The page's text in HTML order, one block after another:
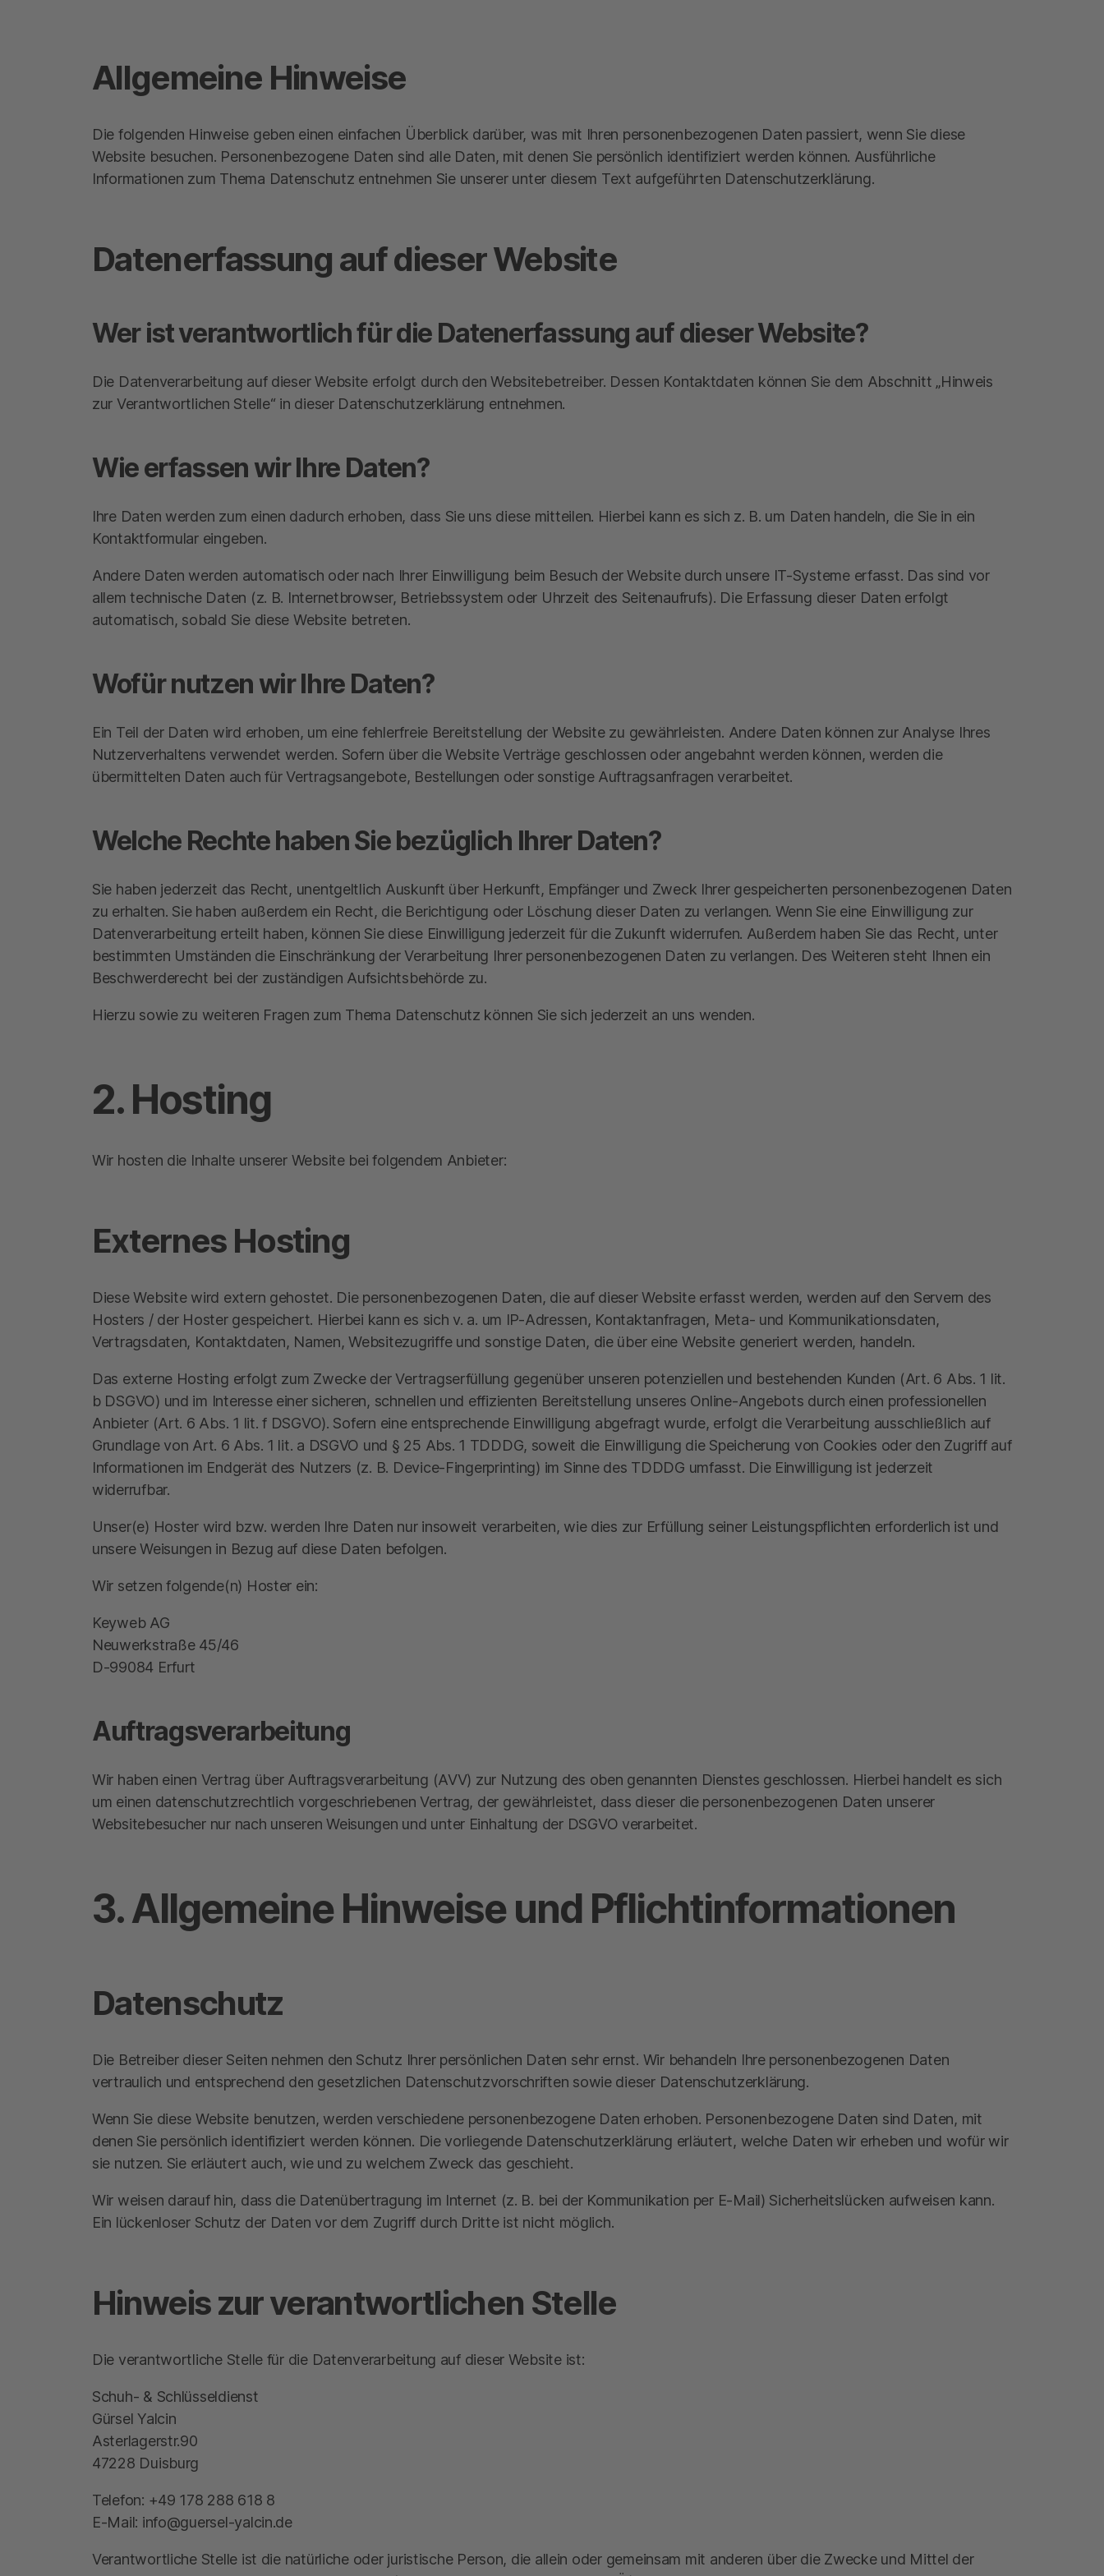
Allgemeine Hinweise
Die folgenden Hinweise geben einen einfachen Überblick darüber, was mit Ihren personenbezogenen Daten passiert, wenn Sie diese
Website besuchen. Personenbezogene Daten sind alle Daten, mit denen Sie persönlich identifiziert werden können. Ausführliche
Informationen zum Thema Datenschutz entnehmen Sie unserer unter diesem Text aufgeführten Datenschutzerklärung.
Datenerfassung auf dieser Website
Wer ist verantwortlich für die Datenerfassung auf dieser Website?
Die Datenverarbeitung auf dieser Website erfolgt durch den Websitebetreiber. Dessen Kontaktdaten können Sie dem Abschnitt „Hinweis
zur Verantwortlichen Stelle“ in dieser Datenschutzerklärung entnehmen.
Wie erfassen wir Ihre Daten?
Ihre Daten werden zum einen dadurch erhoben, dass Sie uns diese mitteilen. Hierbei kann es sich z. B. um Daten handeln, die Sie in ein
Kontaktformular eingeben.
Andere Daten werden automatisch oder nach Ihrer Einwilligung beim Besuch der Website durch unsere IT-Systeme erfasst. Das sind vor
allem technische Daten (z. B. Internetbrowser, Betriebssystem oder Uhrzeit des Seitenaufrufs). Die Erfassung dieser Daten erfolgt
automatisch, sobald Sie diese Website betreten.
Wofür nutzen wir Ihre Daten?
Ein Teil der Daten wird erhoben, um eine fehlerfreie Bereitstellung der Website zu gewährleisten. Andere Daten können zur Analyse Ihres
Nutzerverhaltens verwendet werden. Sofern über die Website Verträge geschlossen oder angebahnt werden können, werden die
übermittelten Daten auch für Vertragsangebote, Bestellungen oder sonstige Auftragsanfragen verarbeitet.
Welche Rechte haben Sie bezüglich Ihrer Daten?
Sie haben jederzeit das Recht, unentgeltlich Auskunft über Herkunft, Empfänger und Zweck Ihrer gespeicherten personenbezogenen Daten
zu erhalten. Sie haben außerdem ein Recht, die Berichtigung oder Löschung dieser Daten zu verlangen. Wenn Sie eine Einwilligung zur
Datenverarbeitung erteilt haben, können Sie diese Einwilligung jederzeit für die Zukunft widerrufen. Außerdem haben Sie das Recht, unter
bestimmten Umständen die Einschränkung der Verarbeitung Ihrer personenbezogenen Daten zu verlangen. Des Weiteren steht Ihnen ein
Beschwerderecht bei der zuständigen Aufsichtsbehörde zu.
Hierzu sowie zu weiteren Fragen zum Thema Datenschutz können Sie sich jederzeit an uns wenden.
2. Hosting
Wir hosten die Inhalte unserer Website bei folgendem Anbieter:
Externes Hosting
Diese Website wird extern gehostet. Die personenbezogenen Daten, die auf dieser Website erfasst werden, werden auf den Servern des
Hosters / der Hoster gespeichert. Hierbei kann es sich v. a. um IP-Adressen, Kontaktanfragen, Meta- und Kommunikationsdaten,
Vertragsdaten, Kontaktdaten, Namen, Websitezugriffe und sonstige Daten, die über eine Website generiert werden, handeln.
Das externe Hosting erfolgt zum Zwecke der Vertragserfüllung gegenüber unseren potenziellen und bestehenden Kunden (Art. 6 Abs. 1 lit.
b DSGVO) und im Interesse einer sicheren, schnellen und effizienten Bereitstellung unseres Online-Angebots durch einen professionellen
Anbieter (Art. 6 Abs. 1 lit. f DSGVO). Sofern eine entsprechende Einwilligung abgefragt wurde, erfolgt die Verarbeitung ausschließlich auf
Grundlage von Art. 6 Abs. 1 lit. a DSGVO und § 25 Abs. 1 TDDDG, soweit die Einwilligung die Speicherung von Cookies oder den Zugriff auf
Informationen im Endgerät des Nutzers (z. B. Device-Fingerprinting) im Sinne des TDDDG umfasst. Die Einwilligung ist jederzeit
widerrufbar.
Unser(e) Hoster wird bzw. werden Ihre Daten nur insoweit verarbeiten, wie dies zur Erfüllung seiner Leistungspflichten erforderlich ist und
unsere Weisungen in Bezug auf diese Daten befolgen.
Wir setzen folgende(n) Hoster ein:
Keyweb AG
Neuwerkstraße 45/46
D-99084 Erfurt
Auftragsverarbeitung
Wir haben einen Vertrag über Auftragsverarbeitung (AVV) zur Nutzung des oben genannten Dienstes geschlossen. Hierbei handelt es sich
um einen datenschutzrechtlich vorgeschriebenen Vertrag, der gewährleistet, dass dieser die personenbezogenen Daten unserer
Websitebesucher nur nach unseren Weisungen und unter Einhaltung der DSGVO verarbeitet.
3. Allgemeine Hinweise und Pflicht­informationen
Datenschutz
Die Betreiber dieser Seiten nehmen den Schutz Ihrer persönlichen Daten sehr ernst. Wir behandeln Ihre personenbezogenen Daten
vertraulich und entsprechend den gesetzlichen Datenschutzvorschriften sowie dieser Datenschutzerklärung.
Wenn Sie diese Website benutzen, werden verschiedene personenbezogene Daten erhoben. Personenbezogene Daten sind Daten, mit
denen Sie persönlich identifiziert werden können. Die vorliegende Datenschutzerklärung erläutert, welche Daten wir erheben und wofür wir
sie nutzen. Sie erläutert auch, wie und zu welchem Zweck das geschieht.
Wir weisen darauf hin, dass die Datenübertragung im Internet (z. B. bei der Kommunikation per E-Mail) Sicherheitslücken aufweisen kann.
Ein lückenloser Schutz der Daten vor dem Zugriff durch Dritte ist nicht möglich.
Hinweis zur verantwortlichen Stelle
Die verantwortliche Stelle für die Datenverarbeitung auf dieser Website ist:
Schuh- & Schlüsseldienst
Gürsel Yalcin
Asterlagerstr.90
47228 Duisburg
Telefon: +49 178 288 618 8
E-Mail: info@guersel-yalcin.de
Verantwortliche Stelle ist die natürliche oder juristische Person, die allein oder gemeinsam mit anderen über die Zwecke und Mittel der